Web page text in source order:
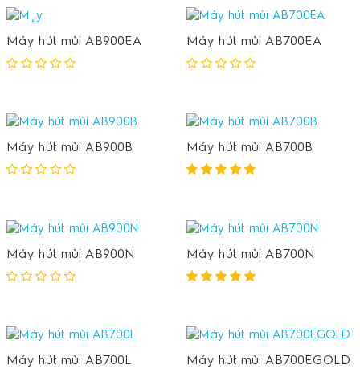
Máy hút mùi AB900EA Máy hút mùi AB700EA
Máy hút mùi AB900B Máy hút mùi AB700B
Máy hút mùi AB900N Máy hút mùi AB700N
Máy hút mùi AB700L Máy hút mùi AB700EGOLD